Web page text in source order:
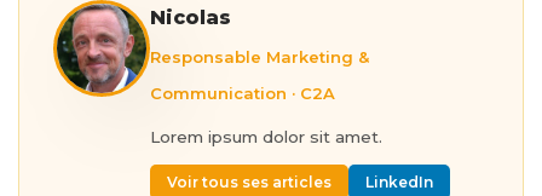
Nicolas
Responsable Marketing &
Communication · C2A
Lorem ipsum dolor sit amet.
Voir tous ses articles LinkedIn